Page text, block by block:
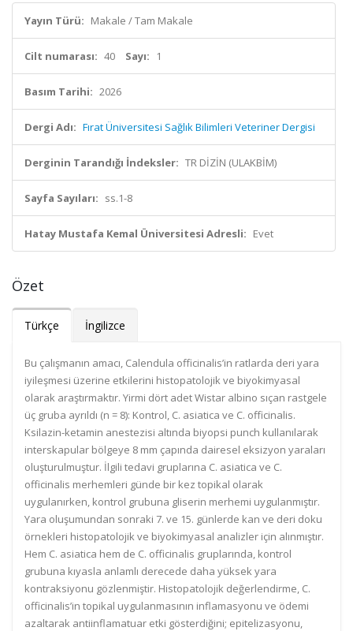
Yayın Türü: Makale / Tam Makale
Cilt numarası: 40 Sayı: 1
Basım Tarihi: 2026
Dergi Adı: Fırat Üniversitesi Sağlık Bilimleri Veteriner Dergisi
Derginin Tarandığı İndeksler: TR DİZİN (ULAKBİM)
Sayfa Sayıları: ss.1-8
Hatay Mustafa Kemal Üniversitesi Adresli: Evet
Özet
Türkçe İngilizce
Bu çalışmanın amacı, Calendula officinalis’in ratlarda deri yara
iyileşmesi üzerine etkilerini histopatolojik ve biyokimyasal
olarak araştırmaktır. Yirmi dört adet Wistar albino sıçan rastgele
üç gruba ayrıldı (n = 8): Kontrol, C. asiatica ve C. officinalis.
Ksilazin-ketamin anestezisi altında biyopsi punch kullanılarak
interskapular bölgeye 8 mm çapında dairesel eksizyon yaraları
oluşturulmuştur. İlgili tedavi gruplarına C. asiatica ve C.
officinalis merhemleri günde bir kez topikal olarak
uygulanırken, kontrol grubuna gliserin merhemi uygulanmıştır.
Yara oluşumundan sonraki 7. ve 15. günlerde kan ve deri doku
örnekleri histopatolojik ve biyokimyasal analizler için alınmıştır.
Hem C. asiatica hem de C. officinalis gruplarında, kontrol
grubuna kıyasla anlamlı derecede daha yüksek yara
kontraksiyonu gözlenmiştir. Histopatolojik değerlendirme, C.
officinalis’in topikal uygulanmasının inflamasyonu ve ödemi
azaltarak antiinflamatuar etki gösterdiğini; epitelizasyonu,